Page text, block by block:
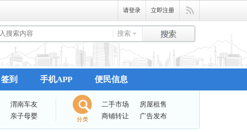
请登录 立即注册
搜索
签到 手机APP 便民信息
渭南车友
亲子母婴
分类
二手市场
房屋租售
商铺转让
广告发布